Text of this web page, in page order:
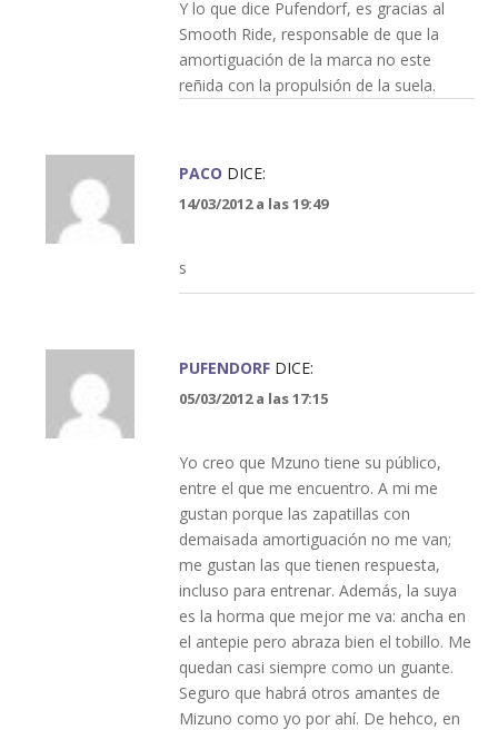
Y lo que dice Pufendorf, es gracias al
Smooth Ride, responsable de que la
amortiguación de la marca no este
reñida con la propulsión de la suela.
PACO DICE:
14/03/2012 a las 19:49
s
PUFENDORF DICE:
05/03/2012 a las 17:15
Yo creo que Mzuno tiene su público,
entre el que me encuentro. A mi me
gustan porque las zapatillas con
demaisada amortiguación no me van;
me gustan las que tienen respuesta,
incluso para entrenar. Además, la suya
es la horma que mejor me va: ancha en
el antepie pero abraza bien el tobillo. Me
quedan casi siempre como un guante.
Seguro que habrá otros amantes de
Mizuno como yo por ahí. De hehco, en